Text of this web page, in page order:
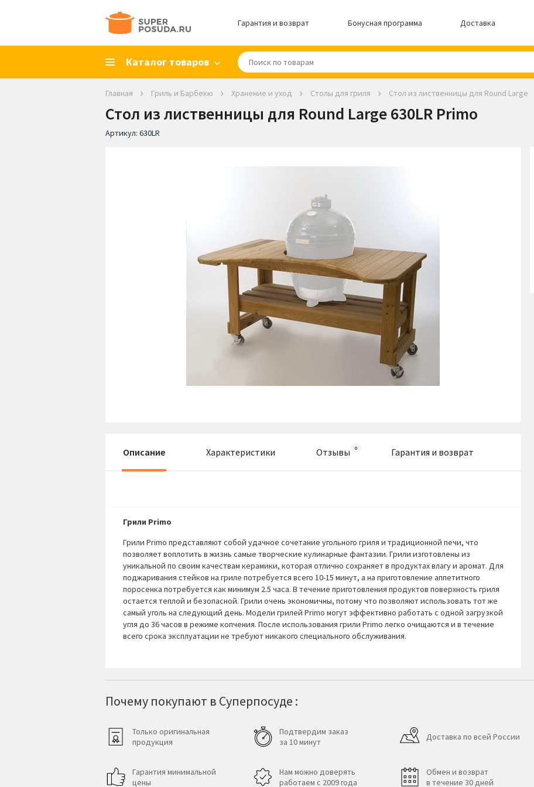
Гарантия и возврат Бонусная программа Доставка
Каталог товаров
Главная Гриль и Барбекю Хранение и уход Столы для гриля Стол из лиственницы для Round Large
Стол из лиственницы для Round Large 630LR Primo
Артикул: 630LR
Описание Характеристики Отзывы Гарантия и возврат
Грили Primo
Грили Primo представляют собой удачное сочетание угольного гриля и традиционной печи, что
позволяет воплотить в жизнь самые творческие кулинарные фантазии. Грили изготовлены из
уникальной по своим качествам керамики, которая отлично сохраняет в продуктах влагу и аромат. Для
поджаривания стейков на гриле потребуется всего 10-15 минут, а на приготовление аппетитного
поросенка потребуется как минимум 2.5 часа. В течение приготовления продуктов поверхность гриля
остается теплой и безопасной. Грили очень экономичны, потому что позволяют использовать тот же
самый уголь на следующий день. Модели грилей Primo могут эффективно работать с одной загрузкой
угля до 36 часов в режиме копчения. После использования грили Primo легко очищаются и в течение
всего срока эксплуатации не требуют никакого специального обслуживания.
Почему покупают в Суперпосуде :
Только оригинальная
продукция
Гарантия минимальной
цены
Подтвердим заказ
за 10 минут
Нам можно доверять
работаем с 2009 года
Доставка по всей России
Обмен и возврат
в течение 30 дней